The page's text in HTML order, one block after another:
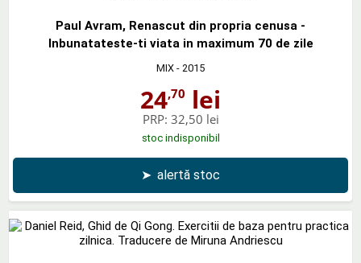
Paul Avram, Renascut din propria cenusa -
Inbunatateste-ti viata in maximum 70 de zile
MIX - 2015
24,70 lei
PRP: 32,50 lei
stoc indisponibil
➤ alertă stoc